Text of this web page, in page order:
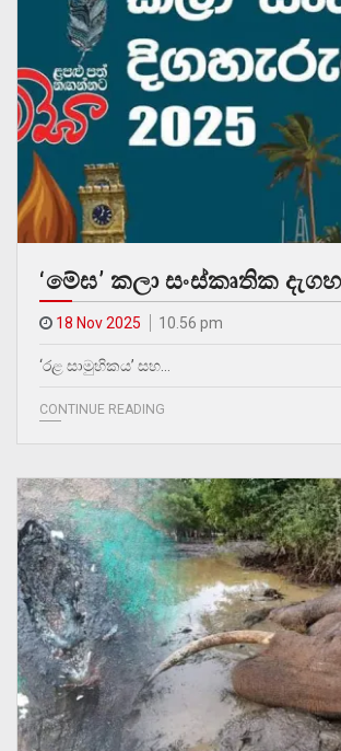
‘මේඝ’ කලා සංස්කෘතික
18 Nov 2025 10.56 pm
‘රළ සාමුහිකය’ සහ…
CONTINUE READING